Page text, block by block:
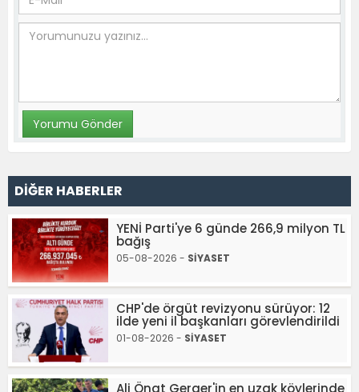
DİĞER HABERLER
YENİ Parti'ye 6 günde 266,9 milyon TL
bağış
05-08-2026 - SİYASET
CHP'de örgüt revizyonu sürüyor: 12
ilde yeni il başkanları görevlendirildi
01-08-2026 - SİYASET
Ali Önat Gerger'in en uzak köylerinde